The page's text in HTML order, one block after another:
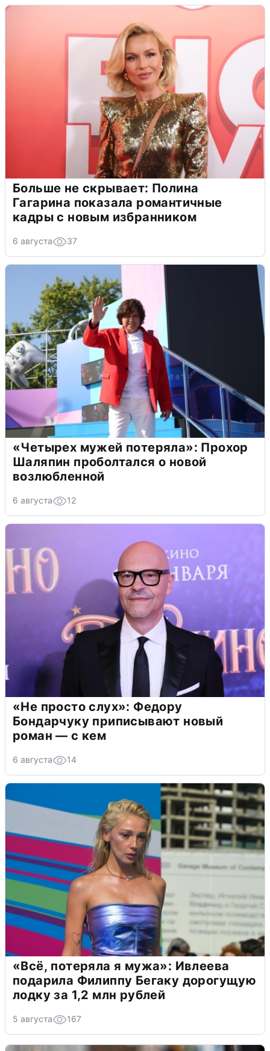
Больше не скрывает: Полина
Гагарина показала романтичные
кадры с новым избранником
6 августа 37
«Четырех мужей потеряла»: Прохор
Шаляпин проболтался о новой
возлюбленной
6 августа 12
«Не просто слух»: Федору
Бондарчуку приписывают новый
роман — с кем
6 августа 14
«Всё, потеряла я мужа»: Ивлеева
подарила Филиппу Бегаку дорогущую
лодку за 1,2 млн рублей
5 августа 167